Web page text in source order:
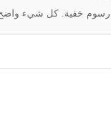
رسوم خفية. كل شيء واضح